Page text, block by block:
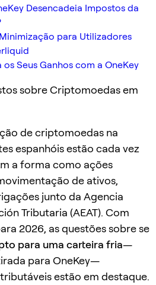
Desencadeia Impostos da
para Utilizadores
Seus Ganhos com a OneKey
sobre Criptomoedas em
de criptomoedas na
espanhóis estão cada vez
a forma como ações
de ativos,
junto da Agencia
Tributaria (AEAT). Com
2026, as questões sobre se
para uma carteira fria—
para OneKey—
estão em destaque.